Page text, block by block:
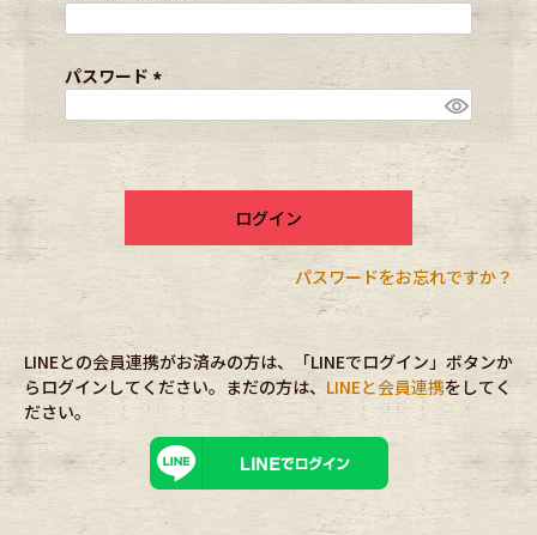
スタッフコーディネート
年代から探す
メンズ商品カテゴリーから探す
Tops Outer
Bottoms Fafatt
レディース商品カテゴリーから探す
Bottoms
)
パスワード
ログイン
パスワードをお忘れですか？
LINEとの会員連携がお済みの方は、「LINEでログイン」ボタンか
らログインしてください。まだの方は、 LINEと会員連携をしてく
ださい。